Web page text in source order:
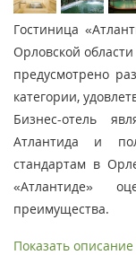
Гостиница
Орловской
предусмотрено
категории,
Бизнес-отель
Атлантида и
стандартам в
«Атлантиде»
преимущества.
Показать